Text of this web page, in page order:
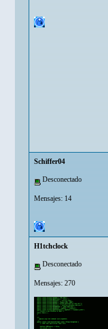
Schiffer04
Desconectado
Mensajes: 14
H1tchclock
Desconectado
Mensajes: 270